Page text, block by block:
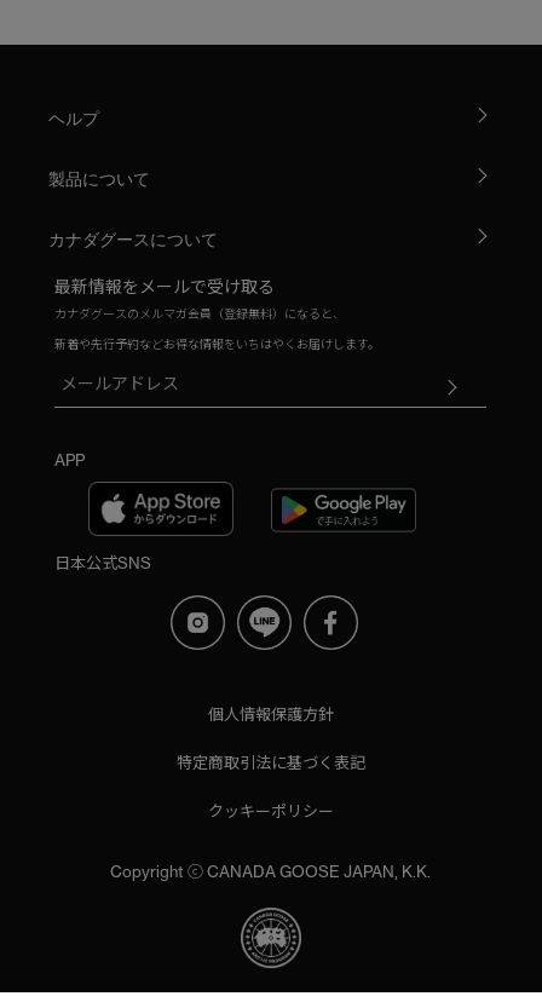
ヘルプ
製品について
カナダグースについて
最新情報をメールで受け取る
カナダグースのメルマガ会員（登録無料）になると、
新着や先行予約などお得な情報をいちはやくお届けします。
APP
日本公式SNS
個人情報保護方針
特定商取引法に基づく表記
クッキーポリシー
Copyright ⓒ CANADA GOOSE JAPAN, K.K.